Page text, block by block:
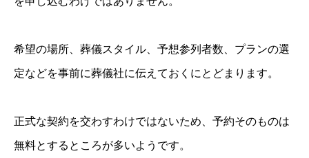
希望の場所、葬儀スタイル、予想参列者数、プランの選
定などを事前に葬儀社に伝えておくにとどまります。
正式な契約を交わすわけではないため、予約そのものは
無料とするところが多いようです。